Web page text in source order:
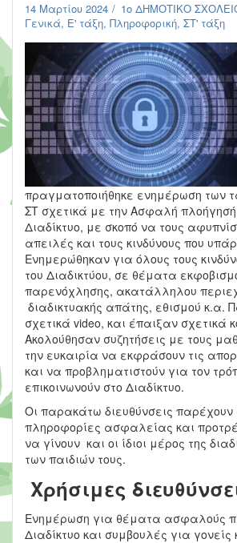
14 Μαρτίου 2024
1ο ΔΗΜΟΤΙΚΟ
Γενικά, Ε' τάξη, Πληροφορική, ΣΤ' τάξη
πραγματοποιήθηκε ενημέρωση των
ΣΤ σχετικά με την Ασφαλή πλοήγησή
Διαδίκτυο, με σκοπό να τους
απειλές και τους κινδύνους που
Ενημερώθηκαν για όλους τους
του Διαδικτύου, σε θέματα
παρενόχλησης, ακατάλληλου
διαδικτυακής απάτης, εθισμού κ.α.
σχετικά video, και έπαιξαν σχετικά
Ακολούθησαν συζητήσεις με τους
την ευκαιρία να εκφράσουν τις
και να προβληματιστούν για τον
επικοινωνούν στο Διαδίκτυο.
Οι παρακάτω διευθύνσεις παρέχουν
πληροφορίες ασφαλείας και
να γίνουν και οι ίδιοι μέρος της
των παιδιών τους.
Χρήσιμες
Ενημέρωση για θέματα ασφαλούς
Διαδίκτυο και συμβουλές για γονείς